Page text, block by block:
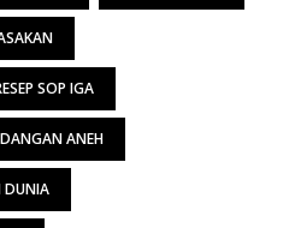
SOP IGA
ANEH
DUNIA